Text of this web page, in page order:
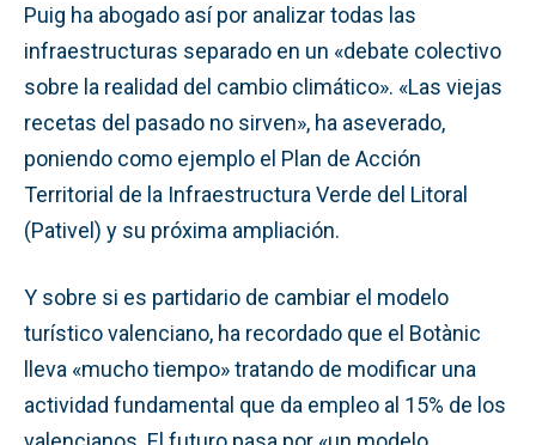
Puig ha abogado así por analizar todas las
infraestructuras separado en un «debate colectivo
sobre la realidad del cambio climático». «Las viejas
recetas del pasado no sirven», ha aseverado,
poniendo como ejemplo el Plan de Acción
Territorial de la Infraestructura Verde del Litoral
(Pativel) y su próxima ampliación.
Y sobre si es partidario de cambiar el modelo
turístico valenciano, ha recordado que el Botànic
lleva «mucho tiempo» tratando de modificar una
actividad fundamental que da empleo al 15% de los